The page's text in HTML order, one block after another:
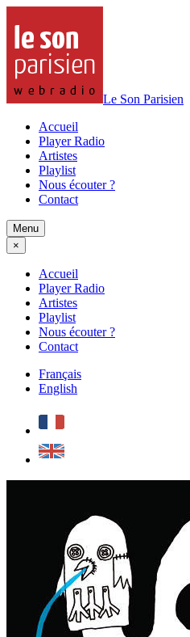
Le Son Parisien
Accueil
Player Radio
Artistes
Playlist
Nous écouter ?
Contact
Menu
×
Accueil
Player Radio
Artistes
Playlist
Nous écouter ?
Contact
Français
English